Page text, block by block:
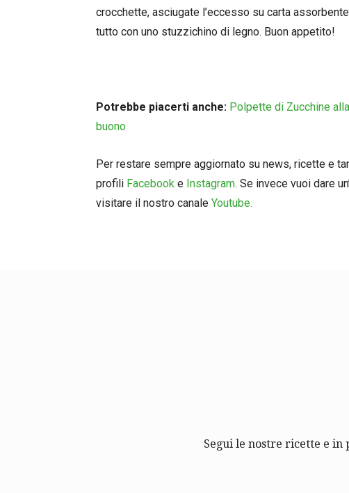
crocchette, asciugate l’eccesso su carta
tutto con uno stuzzichino di legno. Buon appetito!
Potrebbe piacerti anche: Polpette di Zucchine
buono
Per restare sempre aggiornato su news, ricette e
profili Facebook e Instagram. Se invece vuoi dare
visitare il nostro canale Youtube.
Segui le nostre ricette e